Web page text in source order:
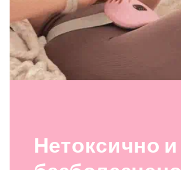
Нетоксично и